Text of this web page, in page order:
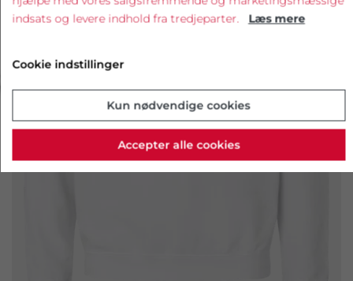
‹ ›
indsats og levere indhold fra tredjeparter. Læs mere
Cookie indstillinger
Kun nødvendige cookies
Accepter alle cookies